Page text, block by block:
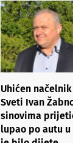
Uhićen
Sveti Ivan
sinovima
lupao po autu